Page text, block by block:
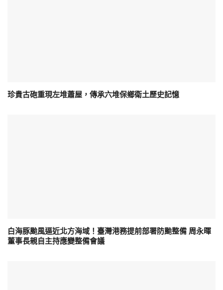
珍貴古砲重現左堆蕭屋，傳承六堆保鄉衛土歷史記憶
白海豚颱風逼近北方海域！臺灣港務提前部署防颱整備 周永暉
董事長親自主持應變整備會議